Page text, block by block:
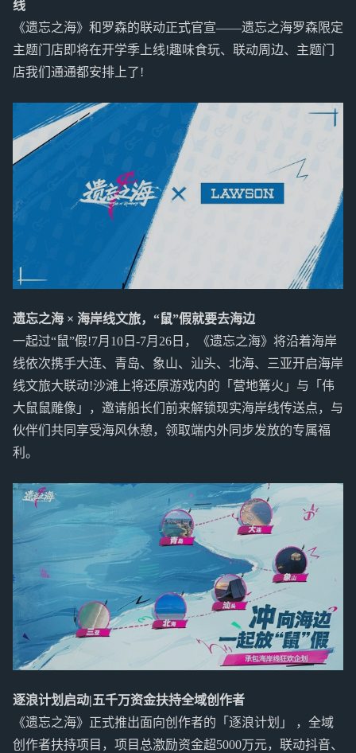
线
《遗忘之海》和罗森的联动正式官宣——遗忘之海罗森限定
主题门店即将在开学季上线!趣味食玩、联动周边、主题门
店我们通通都安排上了!
遗忘之海 × 海岸线文旅，“鼠”假就要去海边
一起过“鼠”假!7月10日-7月26日，《遗忘之海》将沿着海岸
线依次携手大连、青岛、象山、汕头、北海、三亚开启海岸
线文旅大联动!沙滩上将还原游戏内的「营地篝火」与「伟
大鼠鼠雕像」，邀请船长们前来解锁现实海岸线传送点，与
伙伴们共同享受海风休憩，领取端内外同步发放的专属福
利。
逐浪计划启动|五千万资金扶持全域创作者
《遗忘之海》正式推出面向创作者的「逐浪计划」 ，全域
创作者扶持项目，项目总激励资金超5000万元，联动抖音、